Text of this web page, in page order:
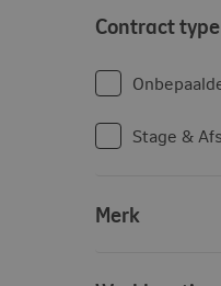
Contract type
Stage &
Merk